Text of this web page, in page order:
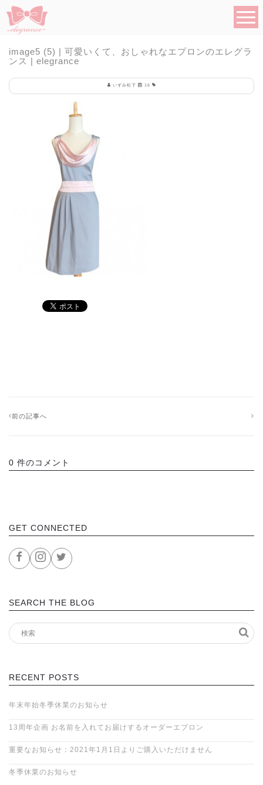
image5 (5) | 可愛いくて、おしゃれなエプロンのエレグラ
ンス | elegrance
いずみ松下 16
前の記事へ
0 件のコメント
GET CONNECTED
SEARCH THE BLOG
RECENT POSTS
年末年始冬季休業のお知らせ
13周年企画 お名前を入れてお届けするオーダーエプロン
重要なお知らせ：2021年1月1日よりご購入いただけません
冬季休業のお知らせ